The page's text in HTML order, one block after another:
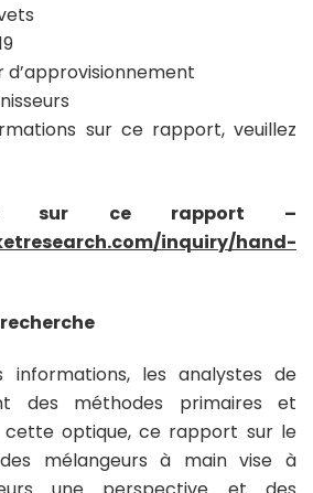
d’approvisionnement
sur ce rapport, veuillez
vous sur ce rapport –
inquiry/hand-
informations, les analystes de
des méthodes primaires et
cette optique, ce rapport sur le
mélangeurs à main vise à